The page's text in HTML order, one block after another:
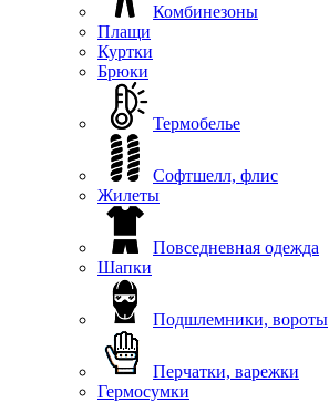
Комбинезоны
Плащи
Куртки
Брюки
Термобелье
Софтшелл, флис
Жилеты
Повседневная одежда
Шапки
Подшлемники, вороты
Перчатки, варежки
Гермосумки